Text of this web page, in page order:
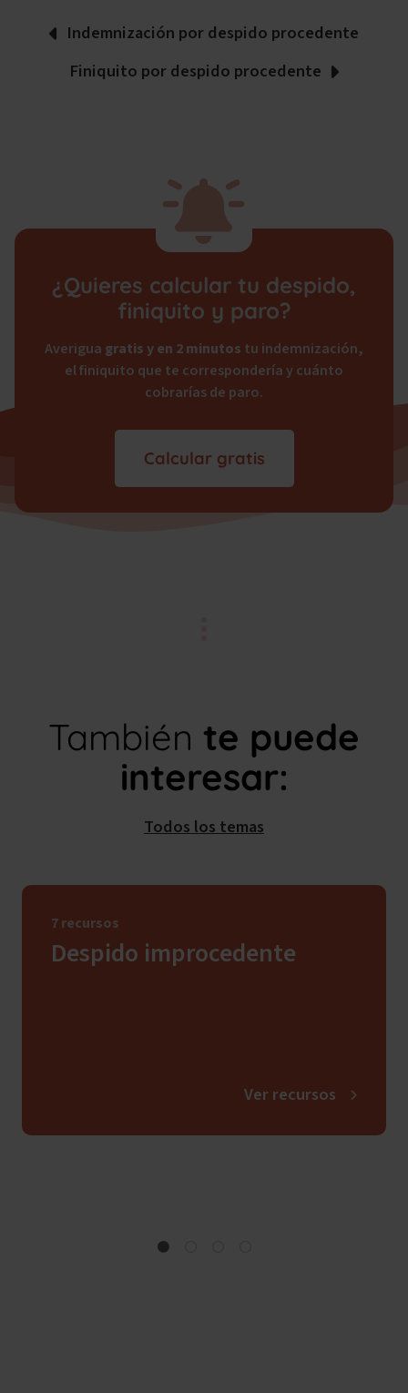
Indemnización por despido procedente
Finiquito por despido procedente
¿Quieres calcular tu despido,
finiquito y paro?
Averigua gratis y en 2 minutos tu indemnización,
el finiquito que te correspondería y cuánto
cobrarías de paro.
Calcular gratis
También te puede
interesar:
Todos los temas
7 recursos
Despido improcedente
Ver recursos